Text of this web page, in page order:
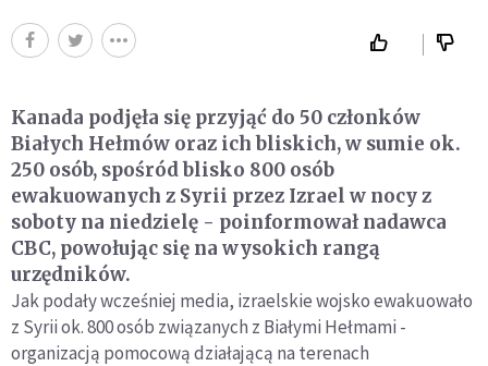
Kanada podjęła się przyjąć do 50 członków
Białych Hełmów oraz ich bliskich, w sumie ok.
250 osób, spośród blisko 800 osób
ewakuowanych z Syrii przez Izrael w nocy z
soboty na niedzielę - poinformował nadawca
CBC, powołując się na wysokich rangą
urzędników.
Jak podały wcześniej media, izraelskie wojsko ewakuowało
z Syrii ok. 800 osób związanych z Białymi Hełmami -
organizacją pomocową działającą na terenach